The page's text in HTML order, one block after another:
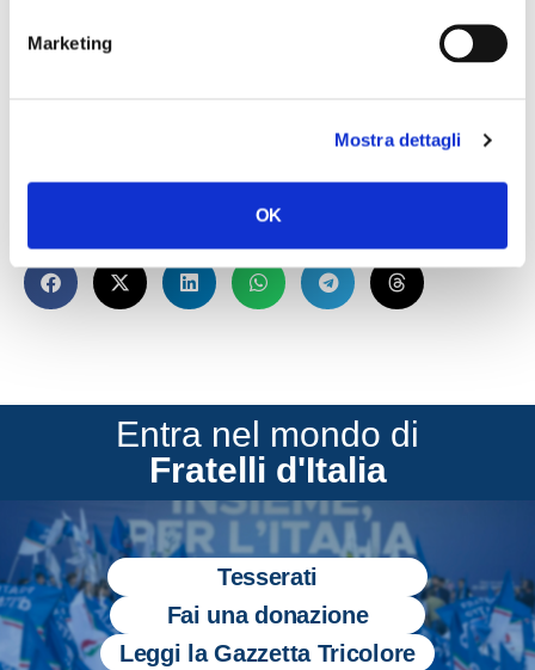
Marketing
Mostra dettagli
OK
concreta, fatta di soluzioni e di non proclami
Lo dichiara Augusta Montaruli, deputato di
Entra nel mondo di
Fratelli d'Italia
Tesserati
Fai una donazione
Leggi la Gazzetta Tricolore